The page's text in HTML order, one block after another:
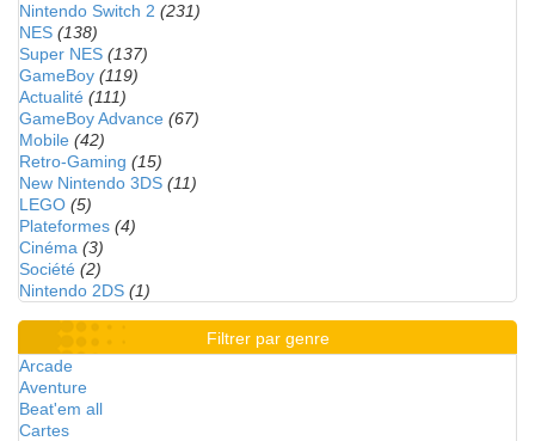
Nintendo Switch 2 (231)
NES (138)
Super NES (137)
GameBoy (119)
Actualité (111)
GameBoy Advance (67)
Mobile (42)
Retro-Gaming (15)
New Nintendo 3DS (11)
LEGO (5)
Plateformes (4)
Cinéma (3)
Société (2)
Nintendo 2DS (1)
Filtrer par genre
Arcade
Aventure
Beat'em all
Cartes